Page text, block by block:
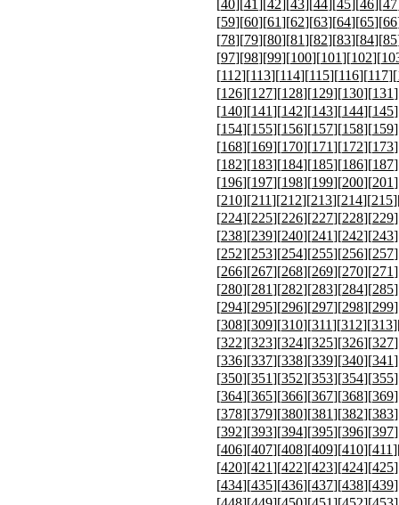
[40][41][42][43][44][45][46][47
[59][60][61][62][63][64][65][66
[78][79][80][81][82][83][84][85
[97][98][99][100][101][102][
[112][113][114][115][116][117][
[126][127][128][129][130][131
[140][141][142][143][144][145
[154][155][156][157][158][159
[168][169][170][171][172][173
[182][183][184][185][186][187
[196][197][198][199][200][201
[210][211][212][213][214][215
[224][225][226][227][228][229
[238][239][240][241][242][243
[252][253][254][255][256][257
[266][267][268][269][270][271
[280][281][282][283][284][285
[294][295][296][297][298][299
[308][309][310][311][312][313
[322][323][324][325][326][327
[336][337][338][339][340][341
[350][351][352][353][354][355
[364][365][366][367][368][369
[378][379][380][381][382][383
[392][393][394][395][396][397
[406][407][408][409][410][411
[420][421][422][423][424][425
[434][435][436][437][438][439